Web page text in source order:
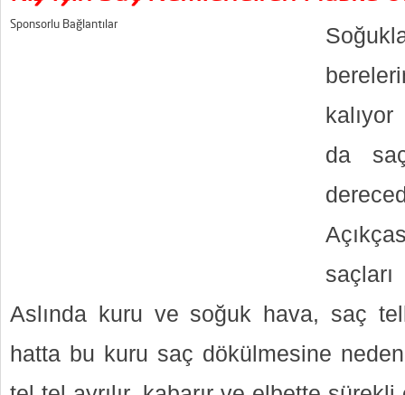
Sponsorlu Bağlantılar
da
Aslında kuru ve soğuk hava, saç
hatta bu kuru saç dökülmesine